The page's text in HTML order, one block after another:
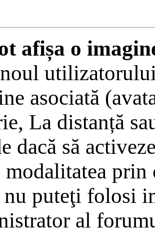
afișa o
asociată
La distanță
dacă să
modalitatea
nu puteţi folosi
al